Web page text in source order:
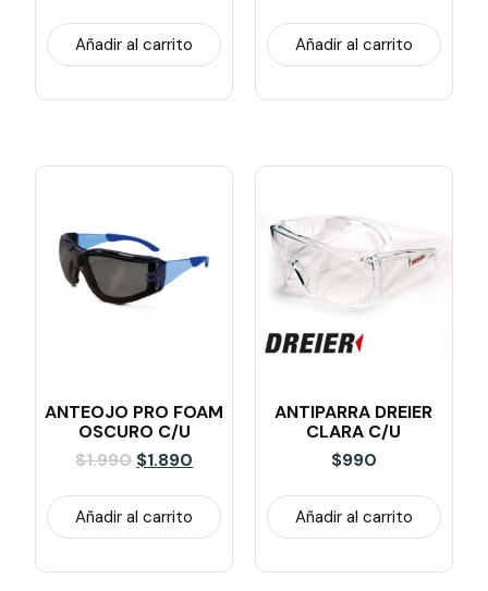
Añadir al carrito Añadir al carrito
ANTEOJO PRO FOAM
OSCURO C/U
$1.990 $1.890
Añadir al carrito
ANTIPARRA DREIER
CLARA C/U
$990
Añadir al carrito